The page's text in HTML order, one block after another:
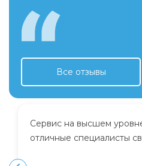
Все отзывы
Сервис на высшем
отличные специалисты